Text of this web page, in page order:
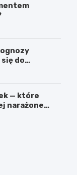
do
— które
narażone